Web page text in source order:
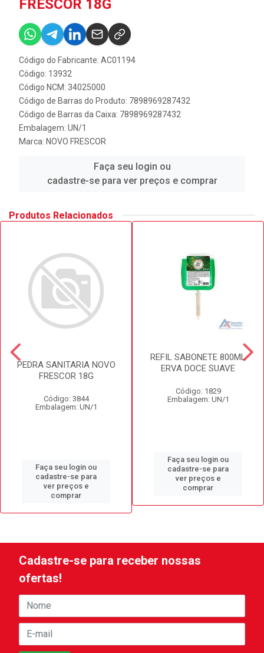
FRESCOR 18G
Código do Fabricante: AC01194
Código: 13932
Código NCM: 34025000
Código de Barras do Produto: 7898969287432
Código de Barras da Caixa: 7898969287432
Embalagem: UN/1
Marca: NOVO FRESCOR
Faça seu login ou
cadastre-se para ver preços e comprar
Produtos Relacionados
PEDRA SANITARIA NOVO
FRESCOR 18G
Código: 3844
Embalagem: UN/1
Faça seu login ou
cadastre-se para
ver preços e
comprar
REFIL SABONETE 800ML
ERVA DOCE SUAVE
Código: 1829
Embalagem: UN/1
Faça seu login ou
cadastre-se para
ver preços e
comprar
Cadastre-se para receber nossas
ofertas!